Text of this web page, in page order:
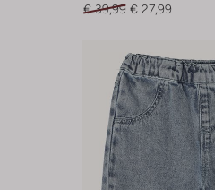
€ 39,99 € 27,99